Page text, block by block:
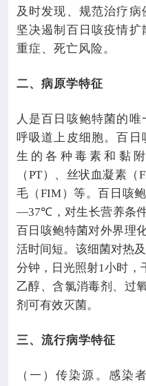
及时发现、规范治疗病
坚决遏制百日咳疫情
重症、死亡风险。
二、病原学特征
人是百日咳鲍特菌的
呼吸道上皮细胞。百
生的各种毒素和黏
（PT）、丝状血凝素（
毛（FIM）等。百日咳
—37℃ ，对生长营养条
百日咳鲍特菌对外界理
活时间短。该细菌对热
分钟，日光照射1小时，
乙醇、含氯消毒剂、过
剂可有效灭菌。
三、流行病学特征
（一）传染源。感染